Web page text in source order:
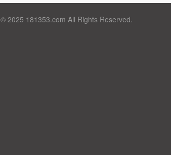
2025 181353.com All Rights Reserved.